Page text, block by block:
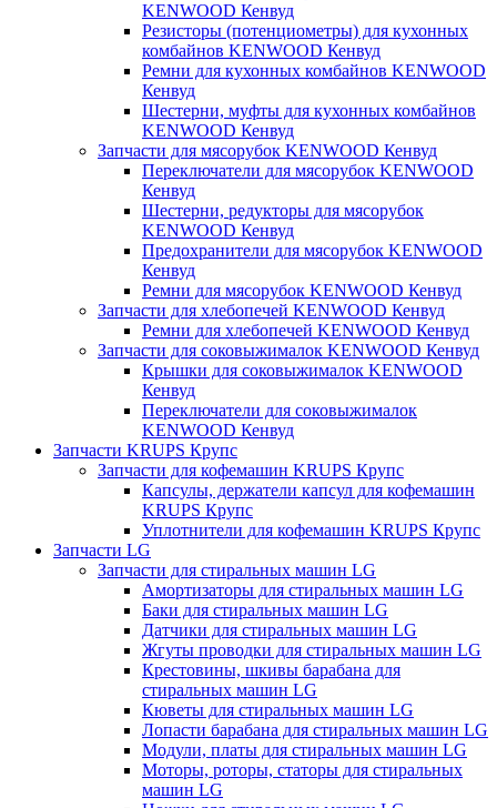
KENWOOD Кенвуд
Резисторы (потенциометры) для кухонных
комбайнов KENWOOD Кенвуд
Ремни для кухонных комбайнов KENWOOD
Кенвуд
Шестерни, муфты для кухонных комбайнов
KENWOOD Кенвуд
Запчасти для мясорубок KENWOOD Кенвуд
Переключатели для мясорубок KENWOOD
Кенвуд
Шестерни, редукторы для мясорубок
KENWOOD Кенвуд
Предохранители для мясорубок KENWOOD
Кенвуд
Ремни для мясорубок KENWOOD Кенвуд
Запчасти для хлебопечей KENWOOD Кенвуд
Ремни для хлебопечей KENWOOD Кенвуд
Запчасти для соковыжималок KENWOOD Кенвуд
Крышки для соковыжималок KENWOOD
Кенвуд
Переключатели для соковыжималок
KENWOOD Кенвуд
Запчасти KRUPS Крупс
Запчасти для кофемашин KRUPS Крупс
Капсулы, держатели капсул для кофемашин
KRUPS Крупс
Уплотнители для кофемашин KRUPS Крупс
Запчасти LG
Запчасти для стиральных машин LG
Амортизаторы для стиральных машин LG
Баки для стиральных машин LG
Датчики для стиральных машин LG
Жгуты проводки для стиральных машин LG
Крестовины, шкивы барабана для
стиральных машин LG
Кюветы для стиральных машин LG
Лопасти барабана для стиральных машин LG
Модули, платы для стиральных машин LG
Моторы, роторы, статоры для стиральных
машин LG